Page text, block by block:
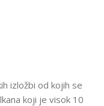
izložbi od kojih se
koji je visok 10